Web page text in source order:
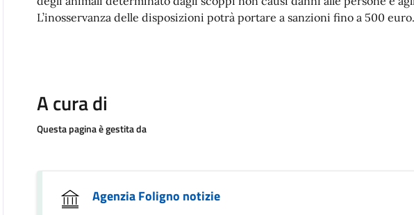
L’inosservanza delle disposizioni potrà portare a sanzioni fino a 500 euro.
A cura di
Questa pagina è gestita da
Agenzia Foligno notizie